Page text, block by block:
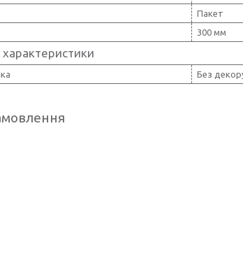
Пакет
300 мм
характеристики
Без